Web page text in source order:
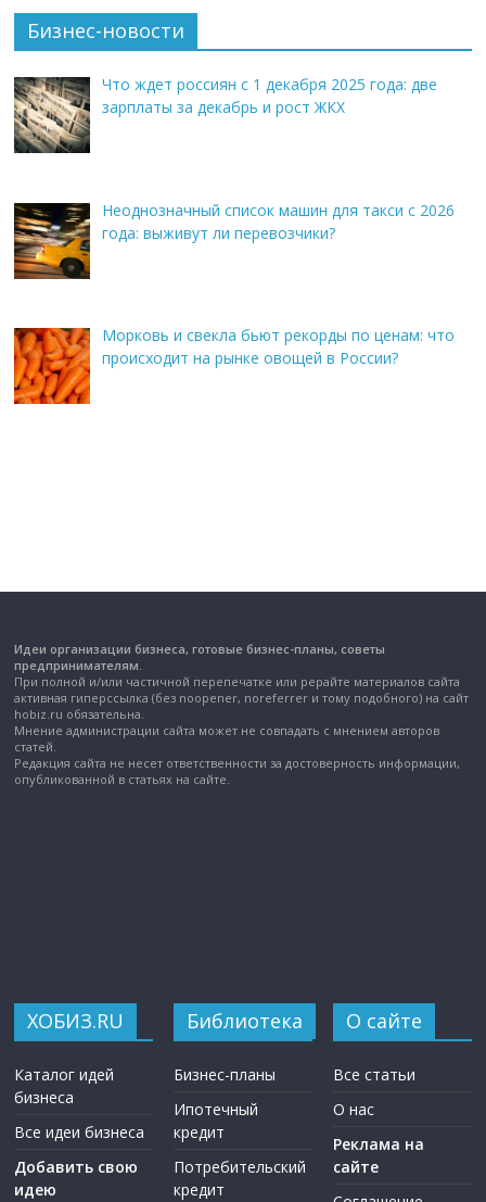
Бизнес-новости
Что ждет россиян с 1 декабря 2025 года: две
зарплаты за декабрь и рост ЖКХ
Неоднозначный список машин для такси с 2026
года: выживут ли перевозчики?
Морковь и свекла бьют рекорды по ценам: что
происходит на рынке овощей в России?
Идеи организации бизнеса, готовые бизнес-планы, советы
предпринимателям.
При полной и/или частичной перепечатке или рерайте материалов сайта
активная гиперссылка (без noopener, noreferrer и тому подобного) на сайт
hobiz.ru обязательна.
Мнение администрации сайта может не совпадать с мнением авторов
статей.
Редакция сайта не несет ответственности за достоверность информации,
опубликованной в статьях на сайте.
ХОБИЗ.RU
Каталог идей
бизнеса
Все идеи бизнеса
Добавить свою
идею
Библиотека
Бизнес-планы
Ипотечный
кредит
Потребительский
кредит
О сайте
Все статьи
О нас
Реклама на
сайте